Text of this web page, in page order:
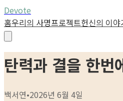
Devote
홈우리의 사명프로젝트헌신의 이야
탄력과 결을 한번
백서연•2026년 6월 4일